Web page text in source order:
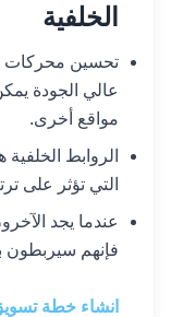
الخلفية
تحسين محركات
عالي الجودة
مواقع أخرى.
الروابط
التي تؤثر على
عندما يجد
فإنهم سيربطون